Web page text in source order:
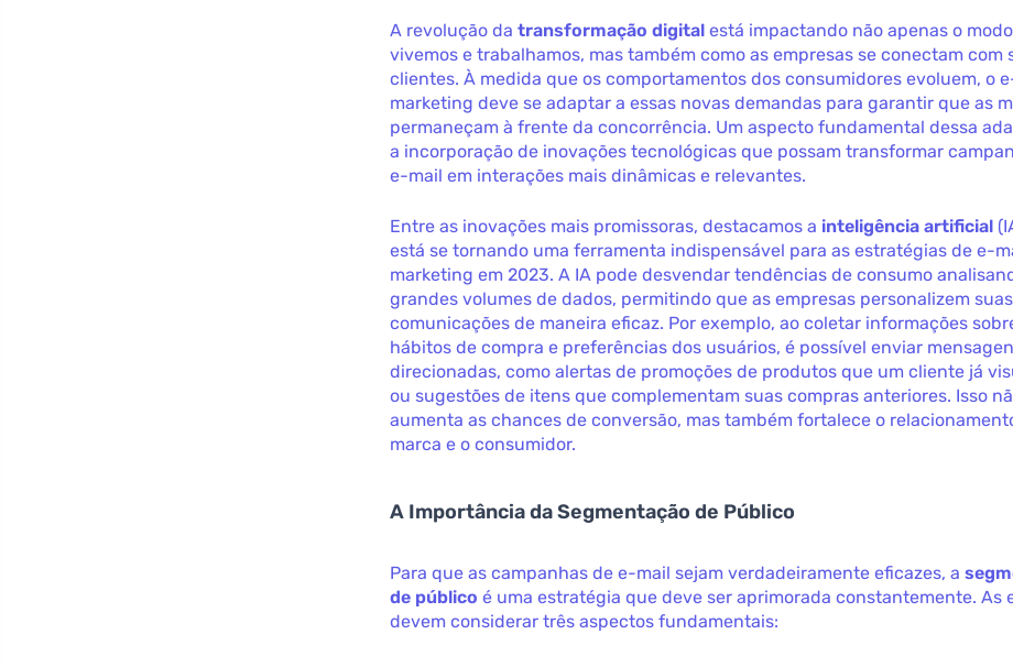
A revolução datransformação digital está impactando não apenas o
vivemos e trabalhamos, mas também como as empresas se conectam com
clientes. À medida que os comportamentos dos consumidores evoluem, o
marketing deve se adaptar a essas novas demandas para garantir que as
permaneçam à frente da concorrência. Um aspecto fundamental dessa
a incorporação de inovações tecnológicas que possam transformar
e-mail em interações mais dinâmicas e relevantes.
Entre as inovações mais promissoras, destacamos a inteligência artificial
está se tornando uma ferramenta indispensável para as estratégias de e-
marketing em 2023. A IA pode desvendar tendências de consumo
grandes volumes de dados, permitindo que as empresas personalizem suas
comunicações de maneira eficaz. Por exemplo, ao coletar informações
hábitos de compra e preferências dos usuários, é possível enviar
direcionadas, como alertas de promoções de produtos que um cliente já
ou sugestões de itens que complementam suas compras anteriores. Isso
aumenta as chances de conversão, mas também fortalece o
marca e o consumidor.
A Importância da Segmentação de Público
Para que as campanhas de e-mail sejam verdadeiramente eficazes, a
de público é uma estratégia que deve ser aprimorada constantemente. As
devem considerar três aspectos fundamentais: